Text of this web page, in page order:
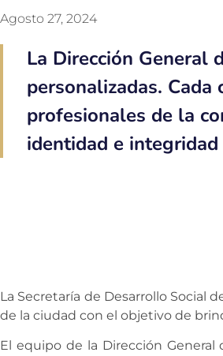
Agosto 27, 2024
La Dirección General
personalizadas.
profesionales de la
identidad e
La Secretaría de Desarrollo Social
de la ciudad con el objetivo de
El equipo de la Dirección